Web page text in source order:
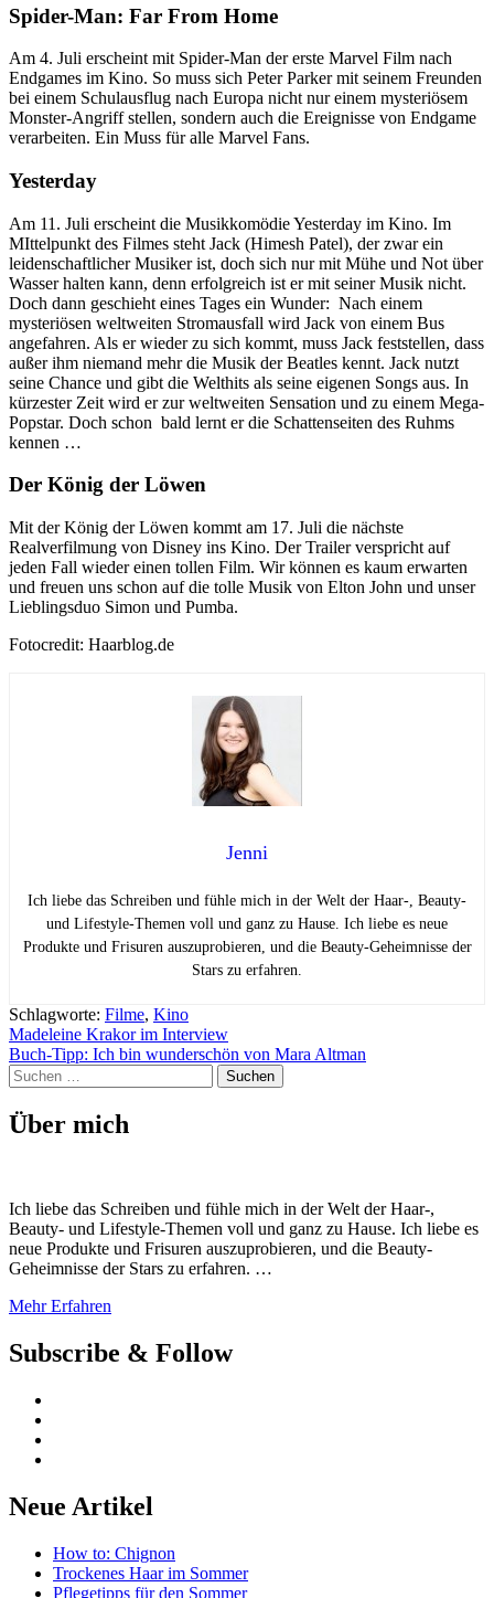
Spider-Man: Far From Home
Am 4. Juli erscheint mit Spider-Man der erste Marvel Film nach
Endgames im Kino. So muss sich Peter Parker mit seinem Freunden
bei einem Schulausflug nach Europa nicht nur einem mysteriösem
Monster-Angriff stellen, sondern auch die Ereignisse von Endgame
verarbeiten. Ein Muss für alle Marvel Fans.
Yesterday
Am 11. Juli erscheint die Musikkomödie Yesterday im Kino. Im
MIttelpunkt des Filmes steht Jack (Himesh Patel), der zwar ein
leidenschaftlicher Musiker ist, doch sich nur mit Mühe und Not über
Wasser halten kann, denn erfolgreich ist er mit seiner Musik nicht.
Doch dann geschieht eines Tages ein Wunder: Nach einem
mysteriösen weltweiten Stromausfall wird Jack von einem Bus
angefahren. Als er wieder zu sich kommt, muss Jack feststellen, dass
außer ihm niemand mehr die Musik der Beatles kennt. Jack nutzt
seine Chance und gibt die Welthits als seine eigenen Songs aus. In
kürzester Zeit wird er zur weltweiten Sensation und zu einem Mega-
Popstar. Doch schon bald lernt er die Schattenseiten des Ruhms
kennen …
Der König der Löwen
Mit der König der Löwen kommt am 17. Juli die nächste
Realverfilmung von Disney ins Kino. Der Trailer verspricht auf
jeden Fall wieder einen tollen Film. Wir können es kaum erwarten
und freuen uns schon auf die tolle Musik von Elton John und unser
Lieblingsduo Simon und Pumba.
Fotocredit: Haarblog.de
Jenni
Ich liebe das Schreiben und fühle mich in der Welt der Haar-, Beauty-
und Lifestyle-Themen voll und ganz zu Hause. Ich liebe es neue
Produkte und Frisuren auszuprobieren, und die Beauty-Geheimnisse der
Stars zu erfahren.
Schlagworte: Filme, Kino
Beitragsnavigation
Madeleine Krakor im Interview
Buch-Tipp: Ich bin wunderschön von Mara Altman
Suchen
nach:
Über mich
Ich liebe das Schreiben und fühle mich in der Welt der Haar-,
Beauty- und Lifestyle-Themen voll und ganz zu Hause. Ich liebe es
neue Produkte und Frisuren auszuprobieren, und die Beauty-
Geheimnisse der Stars zu erfahren. …
Mehr Erfahren
Subscribe & Follow
Neue Artikel
How to: Chignon
Trockenes Haar im Sommer
Pflegetipps für den Sommer